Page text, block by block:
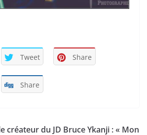
Tweet Share
Share
créateur du JD Bruce Ykanji : « Mon